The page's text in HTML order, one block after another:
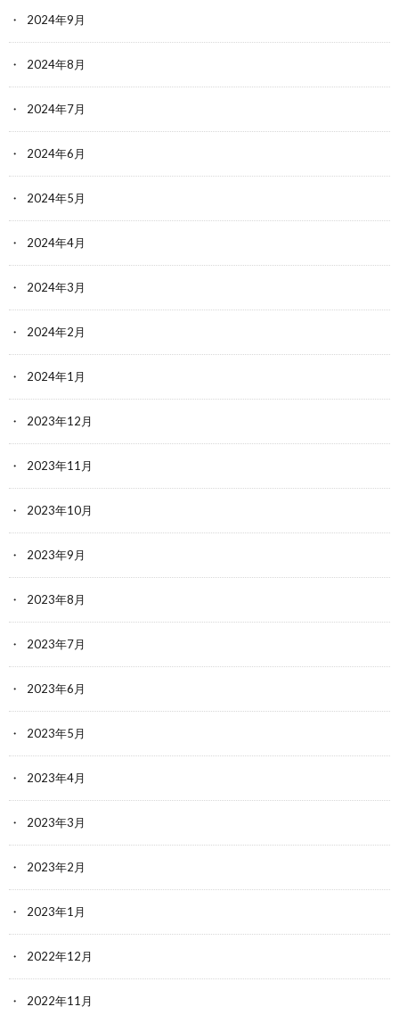
2024年9月
2024年8月
2024年7月
2024年6月
2024年5月
2024年4月
2024年3月
2024年2月
2024年1月
2023年12月
2023年11月
2023年10月
2023年9月
2023年8月
2023年7月
2023年6月
2023年5月
2023年4月
2023年3月
2023年2月
2023年1月
2022年12月
2022年11月